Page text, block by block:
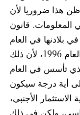
هذا ضروريا لأن
المعلومات. قانون
بلادنها في العام
1982، لم يدخل حيز التطبيق إلا في العام 1996، لأن ذلك
تأسس في العام
إلى أية درجة سيكون
الاستثمار الأجنبي،
ولكن في ذلك